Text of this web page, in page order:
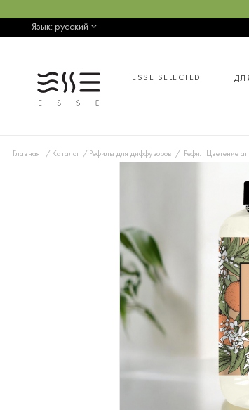
Язык: русский
ESSE SELECTED
Главная Каталог Рефилы для диффузоров Рефил Цветение